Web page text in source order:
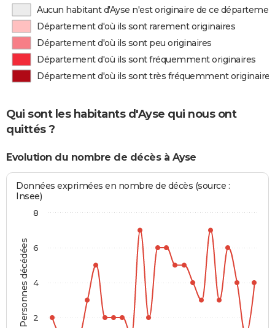
Aucun habitant d'Ayse n'est originaire de ce
Département d'où ils sont rarement originaires
Département d'où ils sont peu originaires
Département d'où ils sont fréquemment originaires
Département d'où ils sont très fréquemment originaires
Qui sont les habitants d'Ayse qui nous ont
quittés ?
Evolution du nombre de décès à Ayse
Personnes décédées
Données exprimées en nombre de décès (source :
Insee)
2
4
6
8